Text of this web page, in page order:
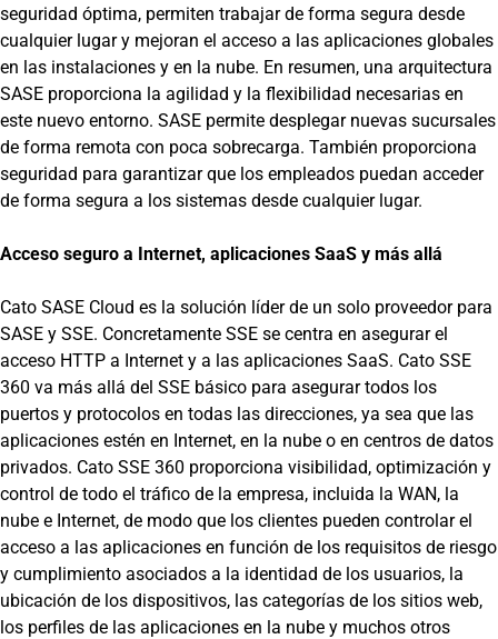
seguridad óptima, permiten trabajar de forma segura desde
cualquier lugar y mejoran el acceso a las aplicaciones globales
en las instalaciones y en la nube. En resumen, una arquitectura
SASE proporciona la agilidad y la flexibilidad necesarias en
este nuevo entorno. SASE permite desplegar nuevas sucursales
de forma remota con poca sobrecarga. También proporciona
seguridad para garantizar que los empleados puedan acceder
de forma segura a los sistemas desde cualquier lugar.
Acceso seguro a Internet, aplicaciones SaaS y más allá
Cato SASE Cloud es la solución líder de un solo proveedor para
SASE y SSE. Concretamente SSE se centra en asegurar el
acceso HTTP a Internet y a las aplicaciones SaaS. Cato SSE
360 va más allá del SSE básico para asegurar todos los
puertos y protocolos en todas las direcciones, ya sea que las
aplicaciones estén en Internet, en la nube o en centros de datos
privados. Cato SSE 360 proporciona visibilidad, optimización y
control de todo el tráfico de la empresa, incluida la WAN, la
nube e Internet, de modo que los clientes pueden controlar el
acceso a las aplicaciones en función de los requisitos de riesgo
y cumplimiento asociados a la identidad de los usuarios, la
ubicación de los dispositivos, las categorías de los sitios web,
los perfiles de las aplicaciones en la nube y muchos otros